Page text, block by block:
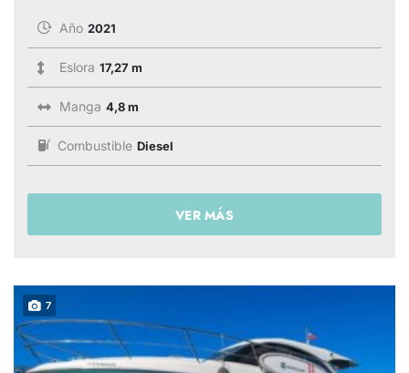
Año 2021
Eslora 17,27 m
Manga 4,8 m
Combustible Diesel
VER MÁS
7